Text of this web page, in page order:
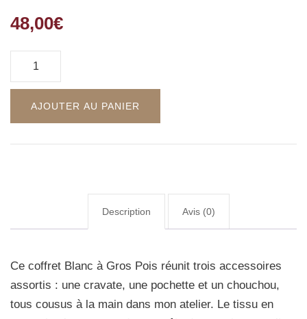
48,00€
AJOUTER AU PANIER
Description Avis (0)
Ce coffret Blanc à Gros Pois réunit trois accessoires
assortis : une cravate, une pochette et un chouchou,
tous cousus à la main dans mon atelier. Le tissu en